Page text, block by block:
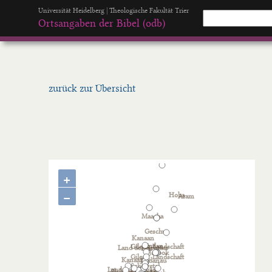
Universität Heidelberg | Theologische Fakultät Trier
Ortsangaben der Bibel (odb)
zurück zur Übersicht
+
−